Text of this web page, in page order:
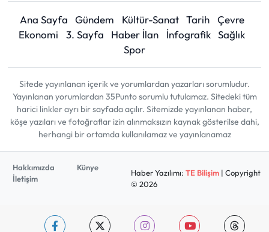
Ana Sayfa Gündem Kültür-Sanat Tarih
Çevre
Ekonomi
3. Sayfa Haber İlan İnfografik Sağlık
Spor
Sitede yayınlanan içerik ve yorumlardan yazarları sorumludur.
Yayınlanan yorumlardan 35Punto sorumlu tutulamaz. Sitedeki tüm
harici linkler ayrı bir sayfada açılır. Sitemizde yayınlanan haber,
köşe yazıları ve fotoğraflar izin alınmaksızın kaynak gösterilse dahi,
herhangi bir ortamda kullanılamaz ve yayınlanamaz
Hakkımızda
Künye
İletişim
Haber Yazılımı: TE Bilişim| Copyright
© 2026